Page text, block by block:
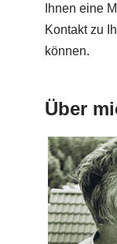
Ihnen eine
Kontakt zu
können.
Über